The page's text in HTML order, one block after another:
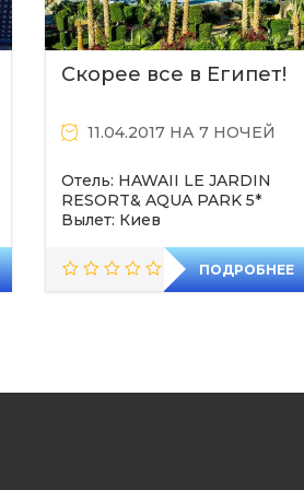
Скорее все в Египет!
11.04.2017 НА 7 НОЧЕЙ
Отель: HAWAII LE JARDIN
RESORT& AQUA PARK 5*
Вылет: Киев
ПОДРОБНЕЕ